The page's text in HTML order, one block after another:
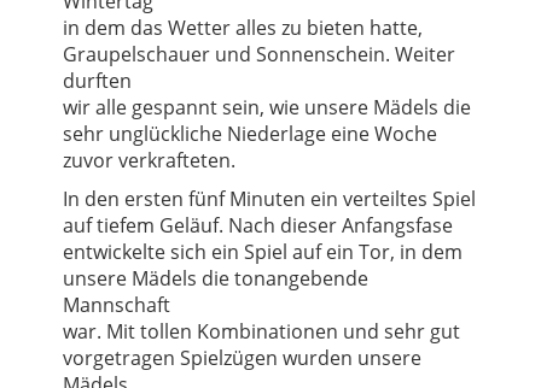
in dem das Wetter alles zu bieten hatte,
Graupelschauer und Sonnenschein. Weiter
durften
wir alle gespannt sein, wie unsere Mädels die
sehr unglückliche Niederlage eine Woche
zuvor verkrafteten.
In den ersten fünf Minuten ein verteiltes Spiel
auf tiefem Geläuf. Nach dieser Anfangsfase
entwickelte sich ein Spiel auf ein Tor, in dem
unsere Mädels die tonangebende
Mannschaft
war. Mit tollen Kombinationen und sehr gut
vorgetragen Spielzügen wurden unsere